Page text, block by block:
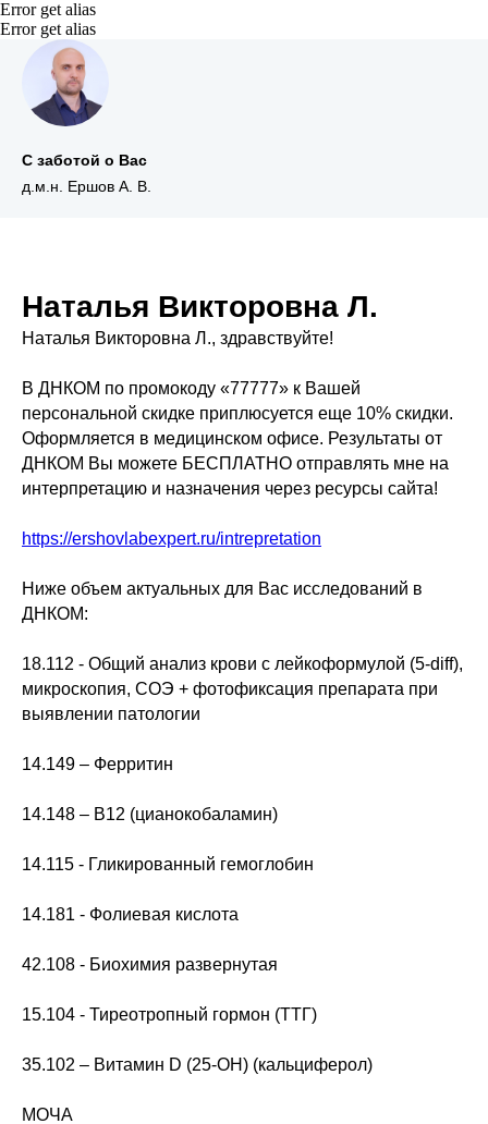
Error get alias
Error get alias
С заботой о Вас
д.м.н. Ершов А. В.
Наталья Викторовна Л.
Наталья Викторовна Л., здравствуйте!
В ДНКОМ по промокоду «77777» к Вашей
персональной скидке приплюсуется еще 10% скидки.
Оформляется в медицинском офисе. Результаты от
ДНКОМ Вы можете БЕСПЛАТНО отправлять мне на
интерпретацию и назначения через ресурсы сайта!
https://ershovlabexpert.ru/intrepretation
Ниже объем актуальных для Вас исследований в
ДНКОМ:
18.112 - Общий анализ крови с лейкоформулой (5-diff),
микроскопия, СОЭ + фотофиксация препарата при
выявлении патологии
14.149 – Ферритин
14.148 – В12 (цианокобаламин)
14.115 - Гликированный гемоглобин
14.181 - Фолиевая кислота
42.108 - Биохимия развернутая
15.104 - Тиреотропный гормон (ТТГ)
35.102 – Витамин D (25-ОН) (кальциферол)
МОЧА